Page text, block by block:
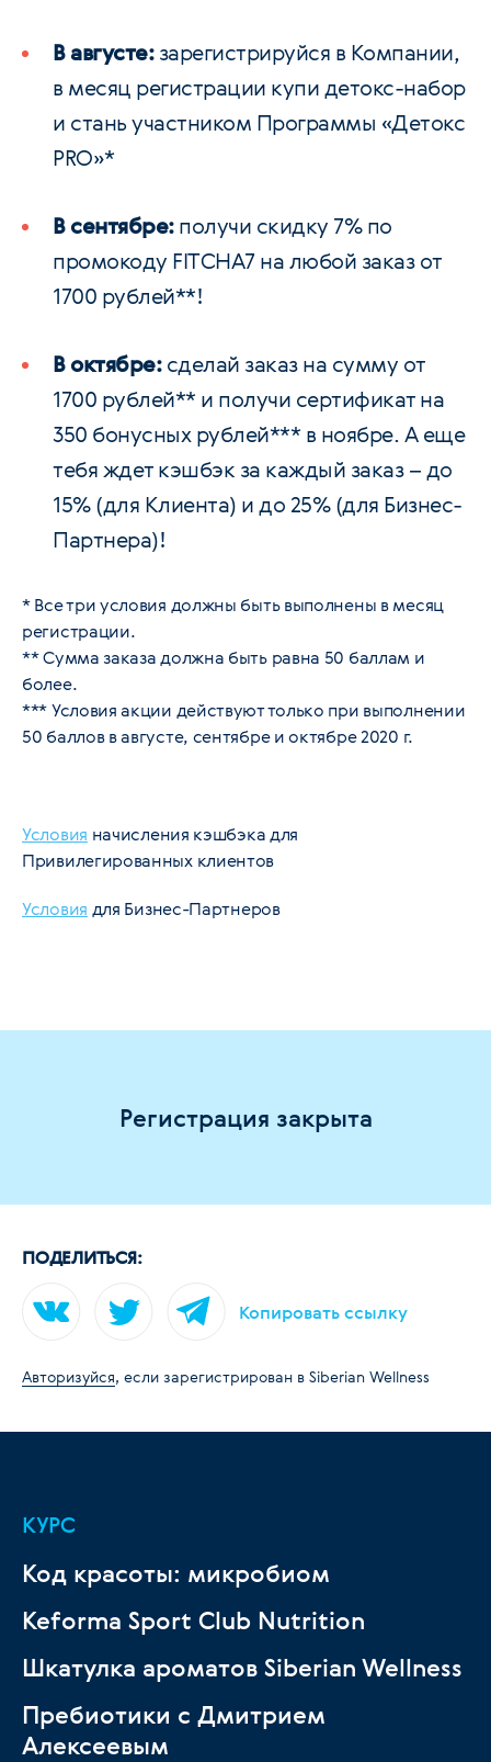
В августе:зарегистрируйся в Компании,
в месяц регистрации купи детокс-набор
и стань участником Программы «Детокс
PRO»*
В сентябре:получи скидку 7% по
промокоду FITCHA7 на любой заказ от
1700 рублей**!
В октябре:сделай заказ на сумму от
1700 рублей** и получи сертификат на
350 бонусных рублей*** в ноябре. А еще
тебя ждет кэшбэк за каждый заказ – до
15% (для Клиента) и до 25% (для Бизнес-
Партнера)!
* Все три условия должны быть выполнены в месяц
регистрации.
** Сумма заказа должна быть равна 50 баллам и
более.
*** Условия акции действуют только при выполнении
50 баллов в августе, сентябре и октябре 2020 г.
Условия начисления кэшбэка для
Привилегированных клиентов
Условия для Бизнес-Партнеров
Регистрация закрыта
ПОДЕЛИТЬСЯ:
Копировать ссылку
Авторизуйся, если зарегистрирован в Siberian Wellness
КУРС
Код красоты: микробиом
Keforma Sport Club Nutrition
Шкатулка ароматов Siberian Wellness
Пребиотики с Дмитрием
Алексеевым